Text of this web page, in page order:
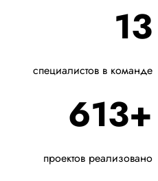
13
специалистов в команде
613+
проектов реализовано